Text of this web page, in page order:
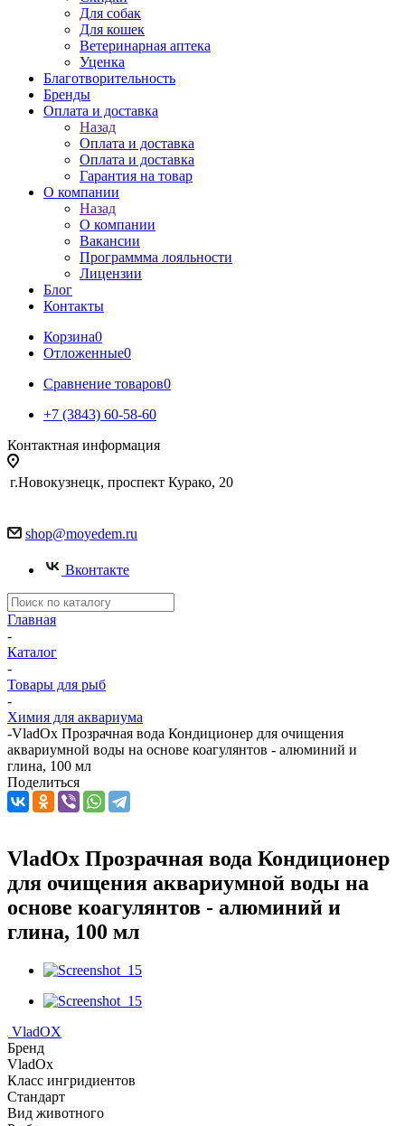
Для собак
Для кошек
Ветеринарная аптека
Уценка
Благотворительность
Бренды
Оплата и доставка
Назад
Оплата и доставка
Оплата и доставка
Гарантия на товар
О компании
Назад
О компании
Вакансии
Программма лояльности
Лицензии
Блог
Контакты
Корзина0
Отложенные0
Сравнение товаров0
+7 (3843) 60-58-60
Контактная информация
г.Новокузнецк, проспект Курако, 20
shop@moyedem.ru
Вконтакте
Главная
-
Каталог
-
Товары для рыб
-
Химия для аквариума
-VladOx Прозрачная вода Кондиционер для очищения
аквариумной воды на основе коагулянтов - алюминий и
глина, 100 мл
Поделиться
VladOx Прозрачная вода Кондиционер
для очищения аквариумной воды на
основе коагулянтов - алюминий и
глина, 100 мл
VladOX
Бренд
VladOx
Класс ингридиентов
Стандарт
Вид животного